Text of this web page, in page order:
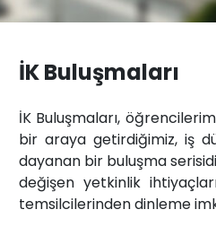
İK Buluşmaları
İK Buluşmaları,
bir araya getirdiğimiz, iş
dayanan bir buluşma
değişen yetkinlik
temsilcilerinden dinleme